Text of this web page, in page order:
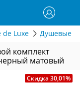
de Luxe Душевые
комплект
матовый
Скидка 30,01%